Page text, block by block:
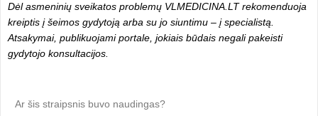
Dėl asmeninių sveikatos problemų VLMEDICINA.LT rekomenduoja
kreiptis į šeimos gydytoją arba su jo siuntimu – į specialistą.
Atsakymai, publikuojami portale, jokiais būdais negali pakeisti
gydytojo konsultacijos.
Ar šis straipsnis buvo naudingas?